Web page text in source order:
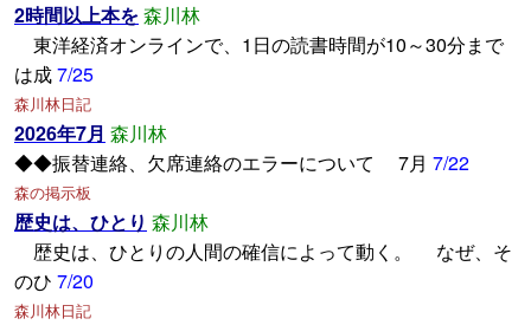
2時間以上本を森川林
東洋経済オンラインで、1日の読書時間が10～30分まで
は成7/25
森川林日記
2026年7月 森川林
◆◆振替連絡、欠席連絡のエラーについて 7月 7/22
森の掲示板
歴史は、ひとり 森川林
歴史は、ひとりの人間の確信によって動く。 なぜ、そ
のひ 7/20
森川林日記